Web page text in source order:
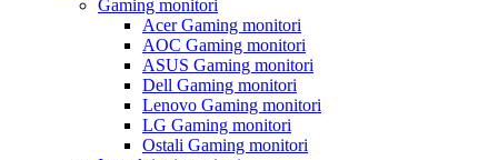
Gaming monitori
Acer Gaming monitori
AOC Gaming monitori
ASUS Gaming monitori
Dell Gaming monitori
Lenovo Gaming monitori
LG Gaming monitori
Ostali Gaming monitori